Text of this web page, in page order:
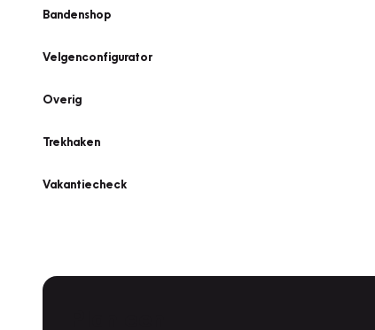
Bandenshop
Velgenconfigurator
Overig
Trekhaken
Vakantiecheck